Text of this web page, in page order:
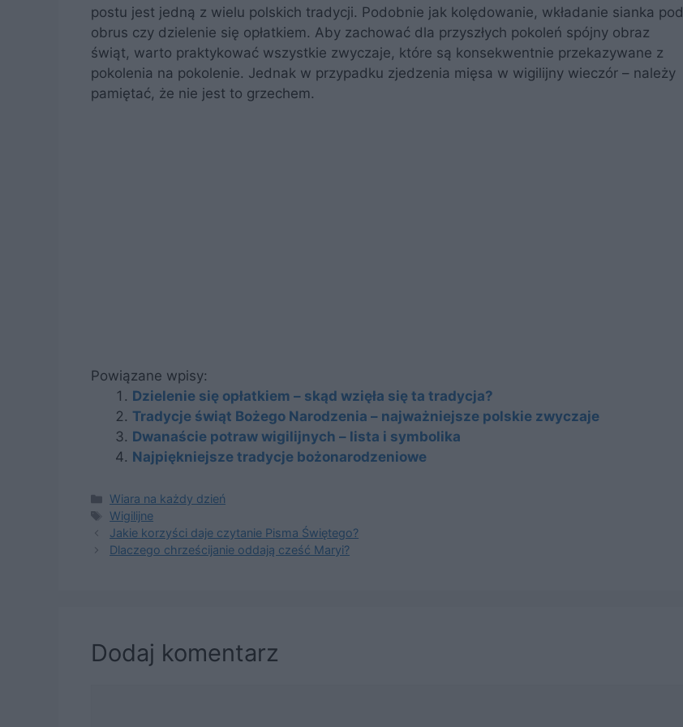
postu jest jedną z wielu polskich tradycji. Podobnie jak kolędowanie, wkładanie sianka pod
obrus czy dzielenie się opłatkiem. Aby zachować dla przyszłych pokoleń spójny obraz
świąt, warto praktykować wszystkie zwyczaje, które są konsekwentnie przekazywane z
pokolenia na pokolenie. Jednak w przypadku zjedzenia mięsa w wigilijny wieczór – należy
pamiętać, że nie jest to grzechem.
Powiązane wpisy:
Dzielenie się opłatkiem – skąd wzięła się ta tradycja?
Tradycje świąt Bożego Narodzenia – najważniejsze polskie zwyczaje
Dwanaście potraw wigilijnych – lista i symbolika
Najpiękniejsze tradycje bożonarodzeniowe
Kategorie
Wiara na każdy dzień
Tagi
Wigilijne
Jakie korzyści daje czytanie Pisma Świętego?
Dlaczego chrześcijanie oddają cześć Maryi?
Dodaj komentarz